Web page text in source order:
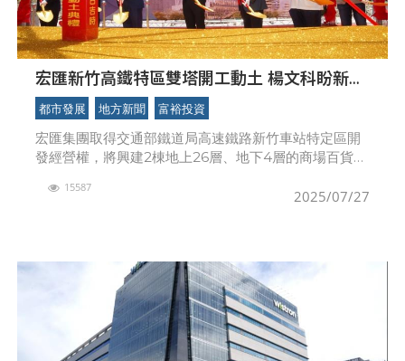
宏匯新竹高鐵特區雙塔開工動土 楊文科盼新地
標共創產業發展
都市發展 地方新聞 富裕投資
宏匯集團取得交通部鐵道局高速鐵路新竹車站特定區開
發經營權，將興建2棟地上26層、地下4層的商場百貨、
23日舉行第一階段動土典禮。新竹縣長楊文科一同
2025/07/27
15587